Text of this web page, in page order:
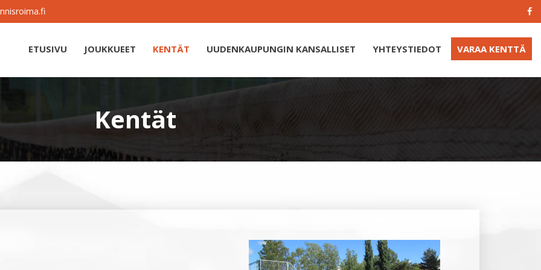
ETUSIVU JOUKKUEET KENTÄT UUDENKAUPUNGIN KANSALLISET YHTEYSTIEDOT VARAA KENTTÄ
Kentät